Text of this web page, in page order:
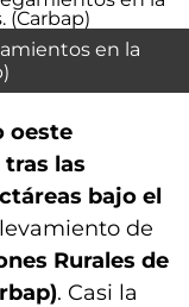
en la
oeste
las
bajo el
de
Rurales de
. Casi la